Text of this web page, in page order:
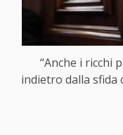
“Anche i ricchi
indietro dalla sfida